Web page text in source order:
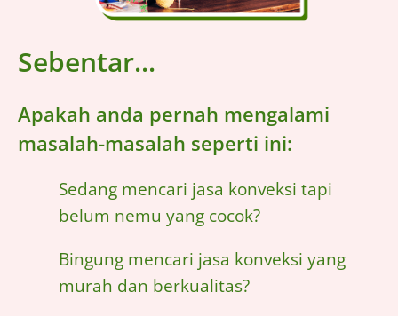
Sebentar...
Apakah anda pernah mengalami
masalah-masalah seperti ini:
Sedang mencari jasa konveksi tapi
belum nemu yang cocok?
Bingung mencari jasa konveksi yang
murah dan berkualitas?